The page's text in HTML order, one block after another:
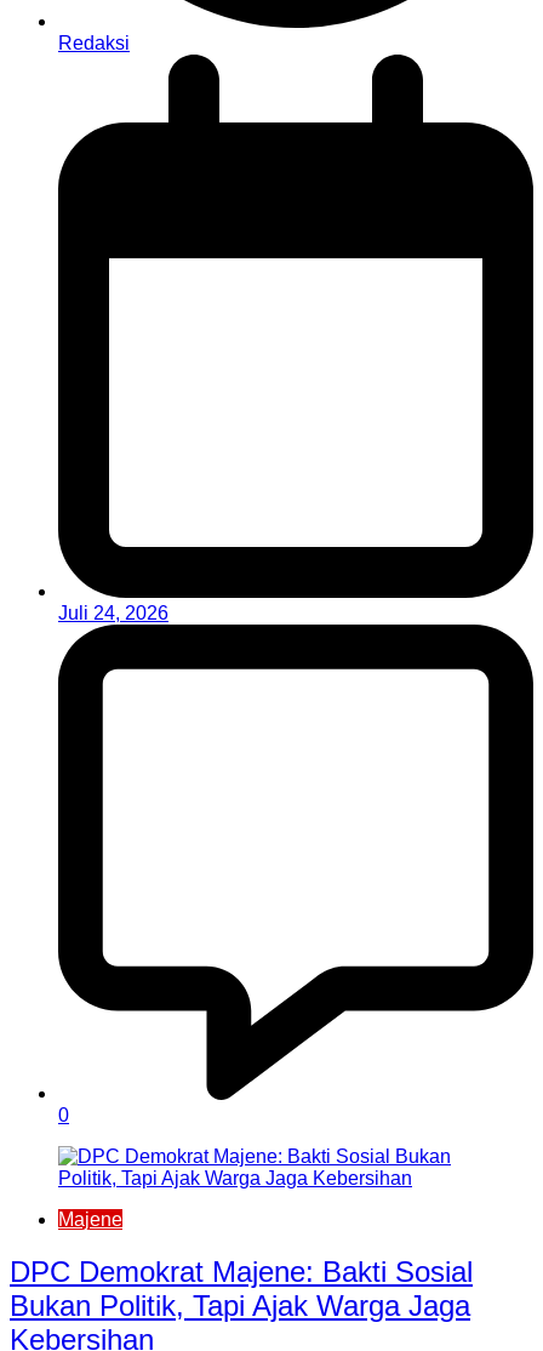
Redaksi
Juli 24, 2026
0
Majene
DPC Demokrat Majene: Bakti Sosial
Bukan Politik, Tapi Ajak Warga Jaga
Kebersihan